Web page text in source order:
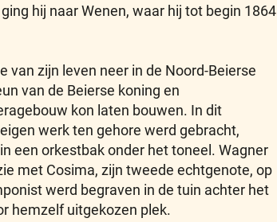
hij naar Wenen, waar hij tot begin 1864
van zijn leven neer in de Noord-Beierse
van de Beierse koning en
kon laten bouwen. In dit
werk ten gehore werd gebracht,
een orkestbak onder het toneel. Wagner
met Cosima, zijn tweede echtgenote, op
werd begraven in de tuin achter het
hemzelf uitgekozen plek.